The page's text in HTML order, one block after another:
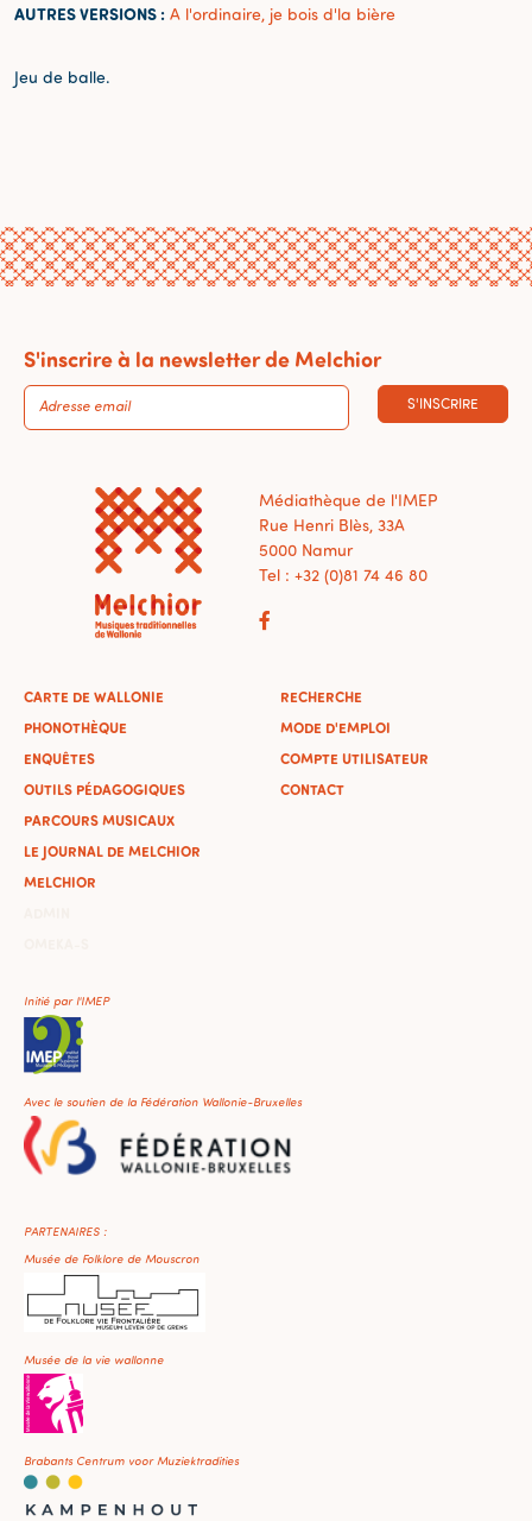
AUTRES VERSIONS : A l'ordinaire, je bois d'la bière
Jeu de balle.
S'inscrire à la newsletter de Melchior
S'INSCRIRE
Médiathèque de l'IMEP
Rue Henri Blès, 33A
5000 Namur
Tel : +32 (0)81 74 46 80
CARTE DE WALLONIE
PHONOTHÈQUE
ENQUÊTES
OUTILS PÉDAGOGIQUES
PARCOURS MUSICAUX
LE JOURNAL DE MELCHIOR
MELCHIOR
RECHERCHE
MODE D'EMPLOI
COMPTE UTILISATEUR
CONTACT
Initié par l'IMEP
Avec le soutien de la Fédération Wallonie-Bruxelles
PARTENAIRES :
Musée de Folklore de Mouscron
Musée de la vie wallonne
Brabants Centrum voor Muziektradities